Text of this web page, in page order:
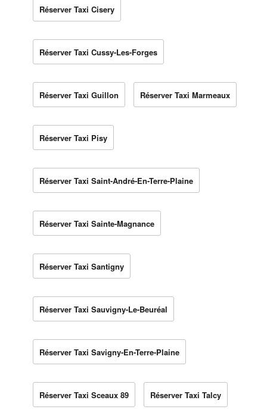
Réserver Taxi Cisery
Réserver Taxi Cussy-Les-Forges
Réserver Taxi Guillon Réserver Taxi Marmeaux
Réserver Taxi Pisy
Réserver Taxi Saint-André-En-Terre-Plaine
Réserver Taxi Sainte-Magnance
Réserver Taxi Santigny
Réserver Taxi Sauvigny-Le-Beuréal
Réserver Taxi Savigny-En-Terre-Plaine
Réserver Taxi Sceaux 89 Réserver Taxi Talcy